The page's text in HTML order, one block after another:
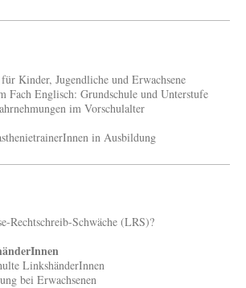
für Kinder, Jugendliche und Erwachsene
Fach Englisch: Grundschule und Unterstufe
im Vorschulalter
in Ausbildung
Rechtschreib-Schwäche (LRS)?
LinkshänderInnen
bei Erwachsenen